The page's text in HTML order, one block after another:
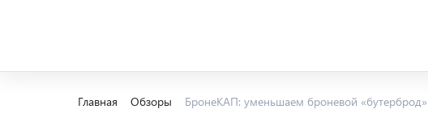
Главная Обзоры БронеКАП: уменьшаем броневой «бутерброд»